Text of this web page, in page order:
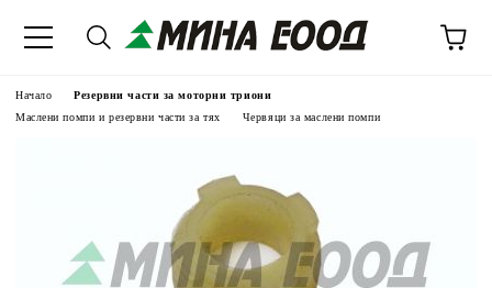
Начало
Резервни части за моторни триони
Маслени помпи и резервни части за тях
Червяци за маслени помпи